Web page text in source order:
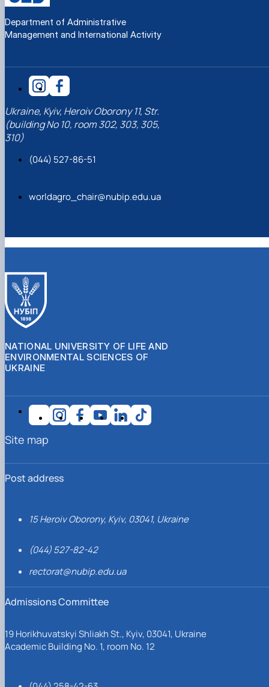
Department of Administrative
Management and International Activity
Ukraine, Kyiv, Heroiv Oborony 11, Str.
(building No 10, room 302, 303, 305,
310)
(044) 527-86-51
worldagro_chair@nubip.edu.ua
NATIONAL UNIVERSITY OF LIFE AND
ENVIRONMENTAL SCIENCES OF
UKRAINE
Post address
15 Heroiv Oborony, Kyiv, 03041, Ukraine
(044) 527-82-42
rectorat@nubip.edu.ua
Admissions Committee
19 Horikhuvatskyi Shliakh St., Kyiv, 03041, Ukraine
Academic Building No. 1, room No. 12
Site map